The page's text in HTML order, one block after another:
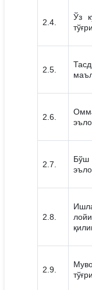
2.4.
Ўз
2.5.
2.6.
2.7.
Бўш
2.8.
2.9.